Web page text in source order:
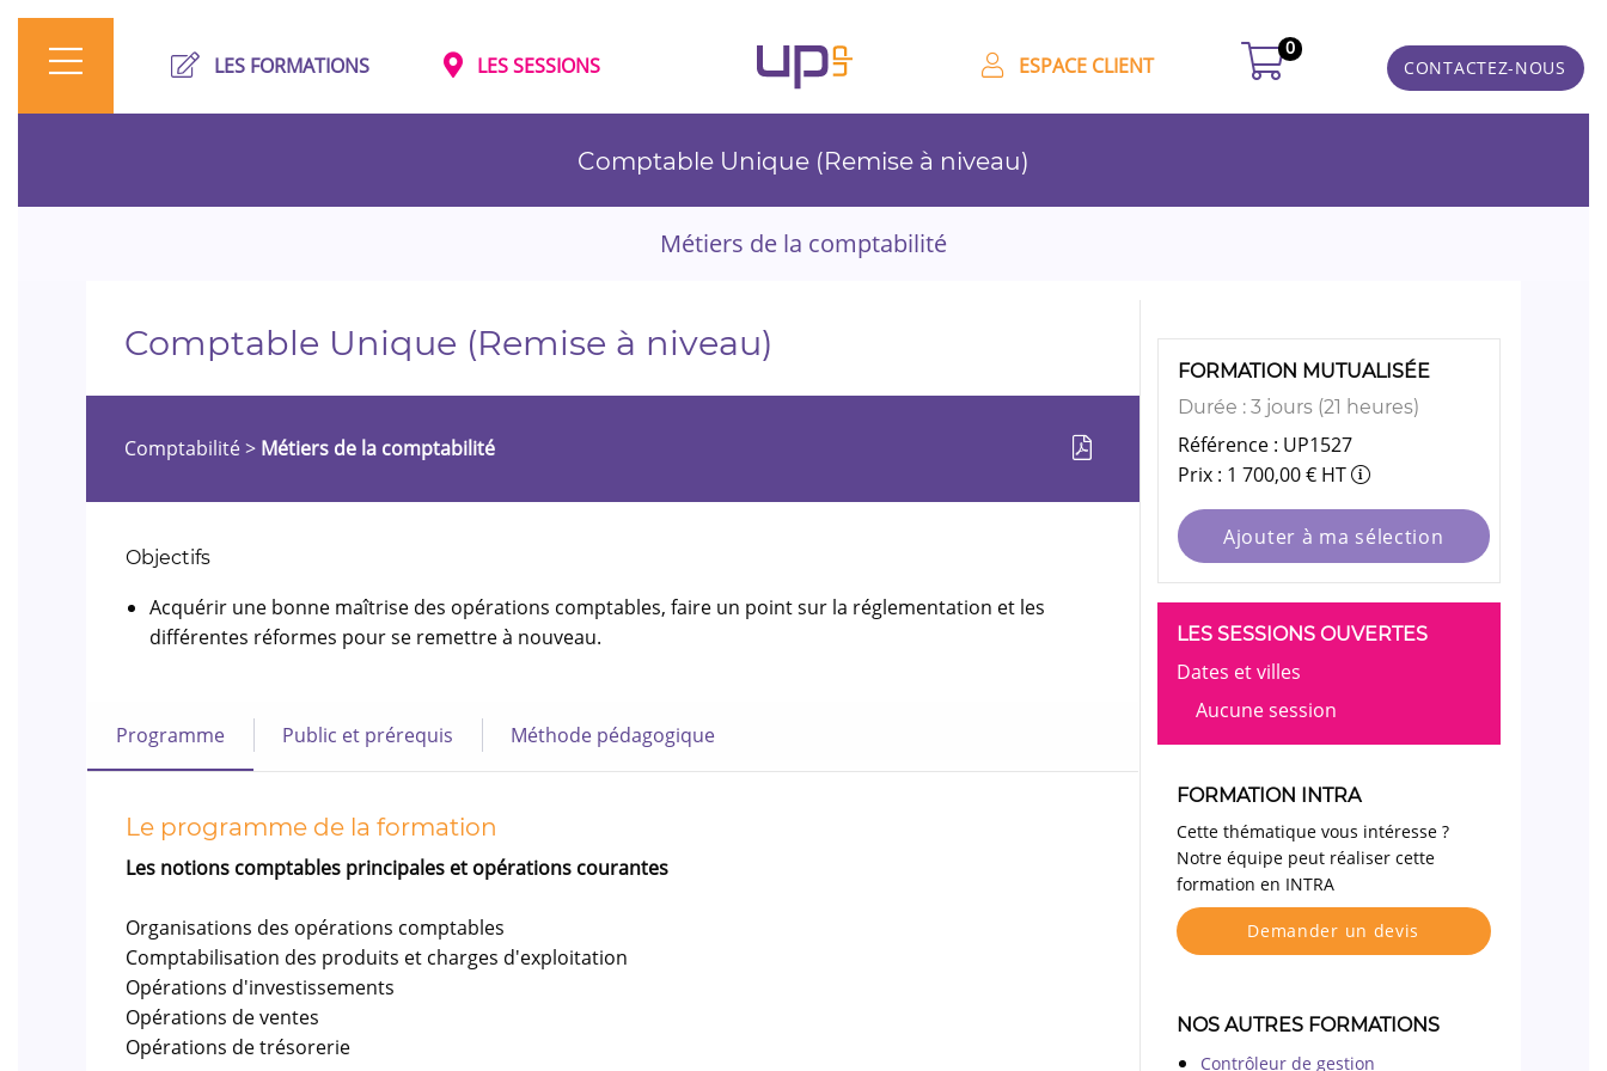
LES FORMATIONS LES SESSIONS ESPACE CLIENT
0
CONTACTEZ-NOUS
Comptable Unique (Remise à niveau)
Métiers de la comptabilité
FORMATION MUTUALISÉE
Durée : 3 jours (21 heures)
Référence : UP1527
Prix : 1 700,00 € HT
Ajouter à ma sélection
LES SESSIONS OUVERTES
Dates et villes
Aucune session
FORMATION INTRA
Cette thématique vous intéresse ?
Notre équipe peut réaliser cette
formation en INTRA
Demander un devis
NOS AUTRES FORMATIONS
Contrôleur de gestion
Comptable Unique (Remise à niveau)
Comptabilité> Métiers de la comptabilité
Objectifs
Acquérir une bonne maîtrise des opérations comptables, faire un point sur la réglementation et les
différentes réformes pour se remettre à nouveau.
Programme Public et prérequis Méthode pédagogique
Le programme de la formation
Les notions comptables principales et opérations courantes
Organisations des opérations comptables
Comptabilisation des produits et charges d'exploitation
Opérations d'investissements
Opérations de ventes
Opérations de trésorerie